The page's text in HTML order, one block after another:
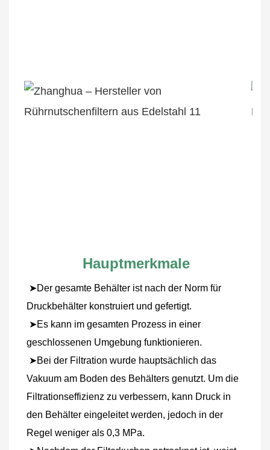
Hauptmerkmale
➤Der gesamte Behälter ist nach der Norm für
Druckbehälter konstruiert und gefertigt.
geschlossenen Umgebung funktionieren.
Vakuum am Boden des Behälters genutzt. Um die
Filtrationseffizienz zu verbessern, kann Druck in
den Behälter eingeleitet werden, jedoch in der
Regel weniger als 0,3 MPa.